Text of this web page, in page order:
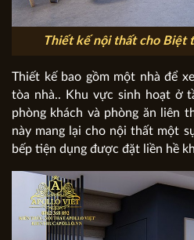
Thiết kế nội thất cho Biệt
Thiết kế bao gồm một nhà để
tòa nhà.. Khu vực sinh hoạt ở
phòng khách và phòng ăn liên
này mang lại cho nội thất một
bếp tiện dụng được đặt liền hề